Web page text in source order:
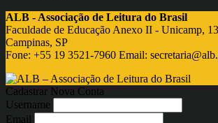
ALB - Associação de Leitura do Brasil
Faculdade de Educação Anexo II - Unicamp,
Campinas, SP
Fone: +55 19 3521-7960 Email:
Cadastrar Nova Conta
Username
Email